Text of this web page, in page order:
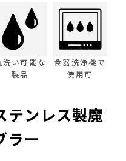
洗い可能な
製品
食器洗浄機で
使用可
テンレス製魔
ラー